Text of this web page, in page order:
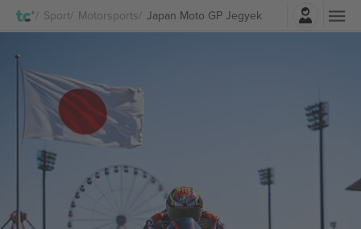
Sport Motorsports Japan Moto GP Jegyek
Belépés